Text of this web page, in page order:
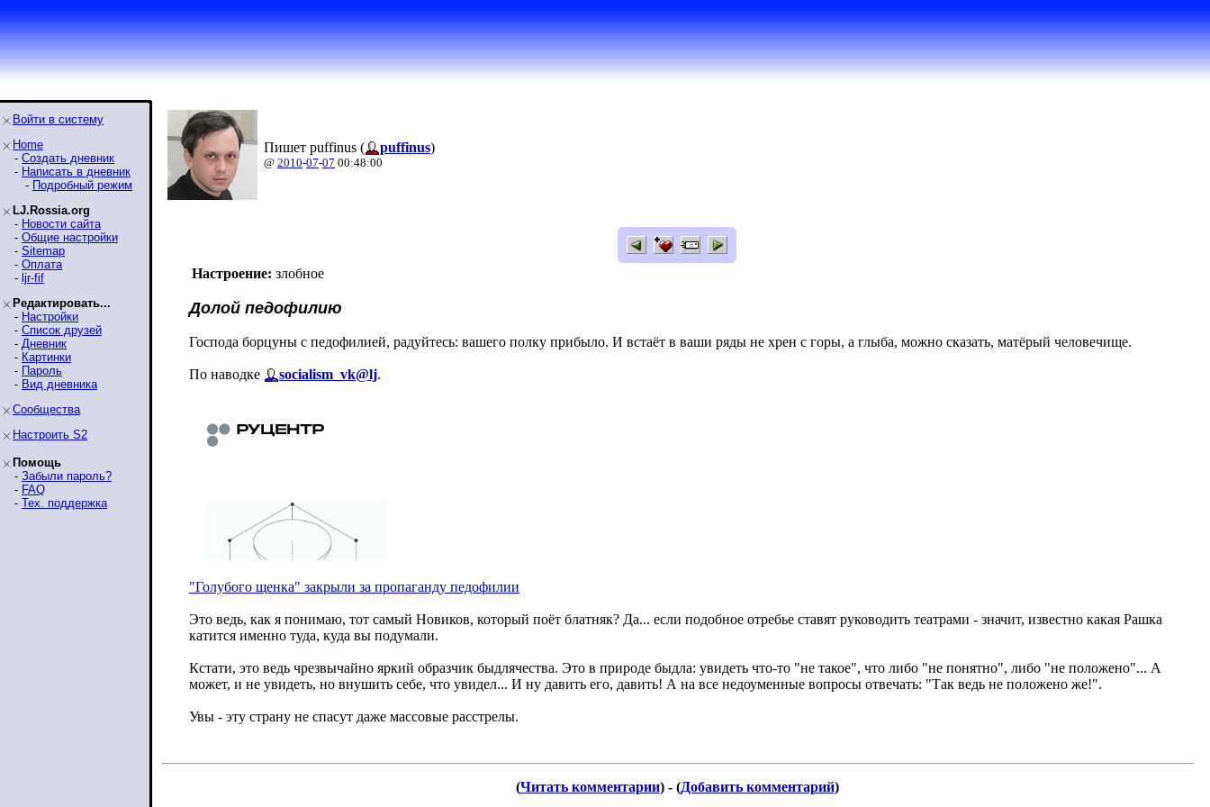
Войти в систему
Home
- Создать дневник
- Написать в дневник
- Подробный режим
LJ.Rossia.org
- Новости сайта
- Общие настройки
- Sitemap
- Оплата
- ljr-fif
Редактировать...
- Настройки
- Список друзей
- Дневник
- Картинки
- Пароль
- Вид дневника
Сообщества
Настроить S2
Помощь
- Забыли пароль?
- FAQ
- Тех. поддержка
Пишет puffinus ( puffinus)
@ 2010-07-07 00:48:00
Настроение: злобное
Долой педофилию
Господа борцуны с педофилией, радуйтесь: вашего полку прибыло. И встаёт в ваши ряды не хрен с горы, а глыба, можно сказать, матёрый человечище.
По наводке socialism_vk@lj.
"Голубого щенка" закрыли за пропаганду педофилии
Это ведь, как я понимаю, тот самый Новиков, который поёт блатняк? Да... если подобное отребье ставят руководить театрами - значит, известно какая Рашка
катится именно туда, куда вы подумали.
Кстати, это ведь чрезвычайно яркий образчик быдлячества. Это в природе быдла: увидеть что-то "не такое", что либо "не понятно", либо "не положено"... А
может, и не увидеть, но внушить себе, что увидел... И ну давить его, давить! А на все недоуменные вопросы отвечать: "Так ведь не положено же!".
Увы - эту страну не спасут даже массовые расстрелы.
(Читать комментарии) - (Добавить комментарий)